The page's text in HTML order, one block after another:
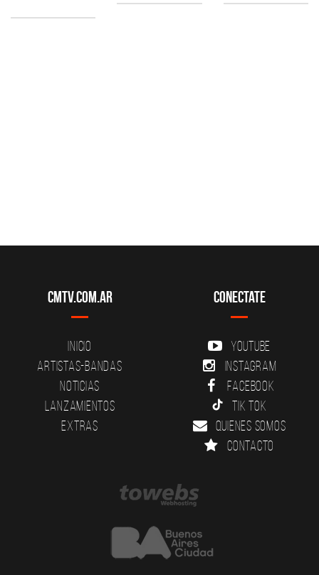
CMTV.com.ar
Inicio
Artistas-Bandas
Noticias
Lanzamientos
Extras
Conectate
YouTube
Instagram
Facebook
Tik Tok
Quienes somos
Contacto